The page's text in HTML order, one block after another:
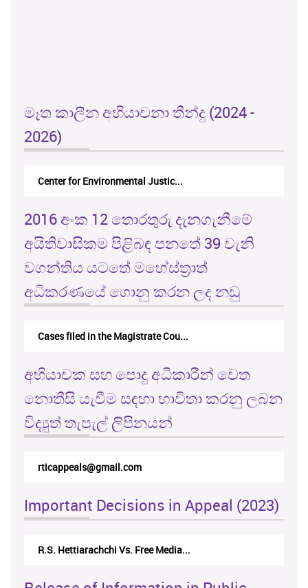
මෑත කාලීන අභියාචනා තීන්දු (2024 -
2026)
Center for Environmental Justic...
2016 අංක 12 තොරතුරු දැනගැනීමේ
අයිතිවාසිකම පිළිබඳ පනතේ 39 වැනි
වගන්තිය යටතේ මහේස්ත්‍රාත්
අධිකරණයේ ගොනු කරන ලද නඩු
Cases filed in the Magistrate Cou...
අභියාචක සහ පොදු අධිකාරීන් වෙත
නොතීසි යැවීම සඳහා භාවිතා කරනු ලබන
විද්‍යුත් තැපැල් ලිපිනයන්
rticappeals@gmail.com
Important Decisions in Appeal (2023)
R.S. Hettiarachchi Vs. Free Media...